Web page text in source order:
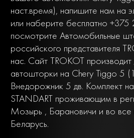
наст.время), напишите нам на
или наберите бесплатно
посмотрите Автомобильные
российского представителя
нас. Сайт TROKOT
автошторки на Chery Tiggo 5
Внедорожник 5 дв. Комплект
STANDART проживающим в
Мозырь , Барановичи и во все
Беларусь.